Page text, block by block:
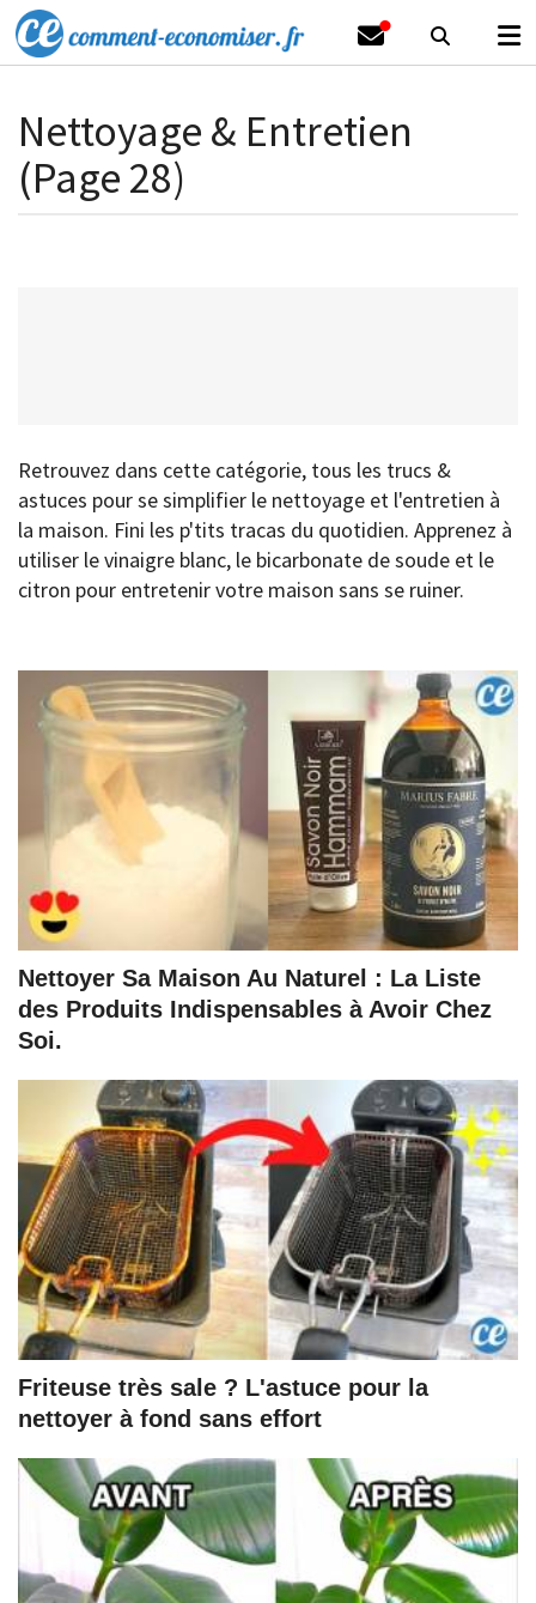
Nettoyage & Entretien
(Page 28)
Retrouvez dans cette catégorie, tous les trucs &
astuces pour se simplifier le nettoyage et l'entretien à
la maison. Fini les p'tits tracas du quotidien. Apprenez à
utiliser le vinaigre blanc, le bicarbonate de soude et le
citron pour entretenir votre maison sans se ruiner.
Nettoyer Sa Maison Au Naturel : La Liste
des Produits Indispensables à Avoir Chez
Soi.
Friteuse très sale ? L'astuce pour la
nettoyer à fond sans effort